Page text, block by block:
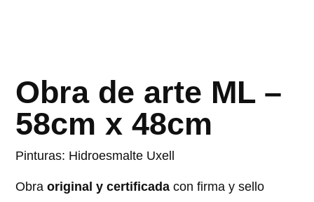
Obra de arte ML –
58cm x 48cm
Pinturas: Hidroesmalte Uxell
Obraoriginal y certificada con firma y sello